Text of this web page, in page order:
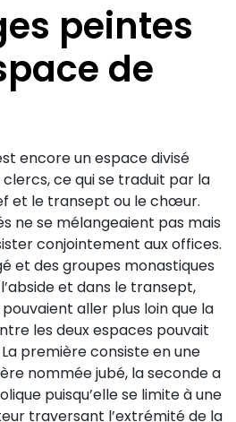
peintes
de
encore un espace divisé
ce qui se traduit par la
et le transept ou le chœur.
ne se mélangeaient pas mais
conjointement aux offices.
et des groupes monastiques
et dans le transept,
aller plus loin que la
les deux espaces pouvait
première consiste en une
nommée jubé, la seconde a
puisqu’elle se limite à une
traversant l’extrémité de la